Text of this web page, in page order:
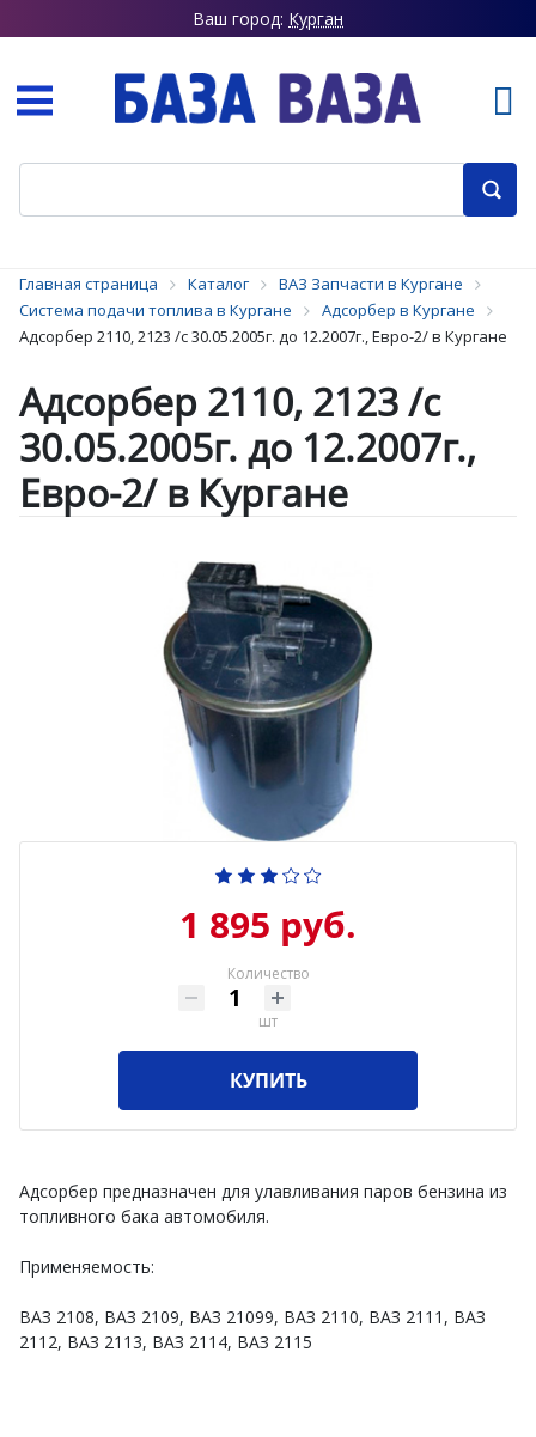
Ваш город: Курган
Главная страница Каталог
ВАЗ Запчасти в Кургане
Система подачи топлива в Кургане
Адсорбер в Кургане
Адсорбер 2110, 2123 /с 30.05.2005г. до 12.2007г., Евро-2/ в Кургане
Адсорбер 2110, 2123 /с
30.05.2005г. до 12.2007г.,
Евро-2/ в Кургане
1 895 руб.
Количество
шт
КУПИТЬ
Адсорбер предназначен для улавливания паров бензина из
топливного бака автомобиля.
Применяемость:
ВАЗ 2108, ВАЗ 2109, ВАЗ 21099, ВАЗ 2110, ВАЗ 2111, ВАЗ
2112, ВАЗ 2113, ВАЗ 2114, ВАЗ 2115